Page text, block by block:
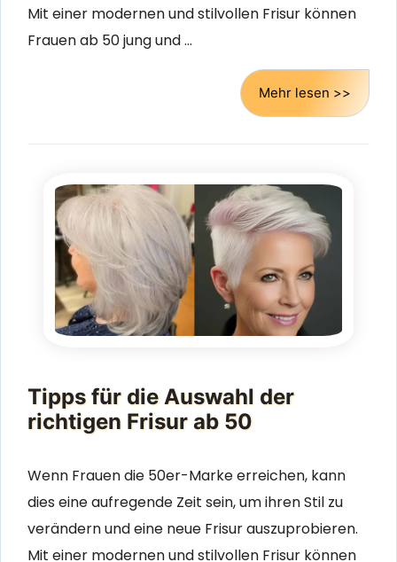
Mit einer modernen und stilvollen Frisur können
Frauen ab 50 jung und …
Mehr lesen >>
Tipps für die Auswahl der
richtigen Frisur ab 50
Wenn Frauen die 50er-Marke erreichen, kann
dies eine aufregende Zeit sein, um ihren Stil zu
verändern und eine neue Frisur auszuprobieren.
Mit einer modernen und stilvollen Frisur können